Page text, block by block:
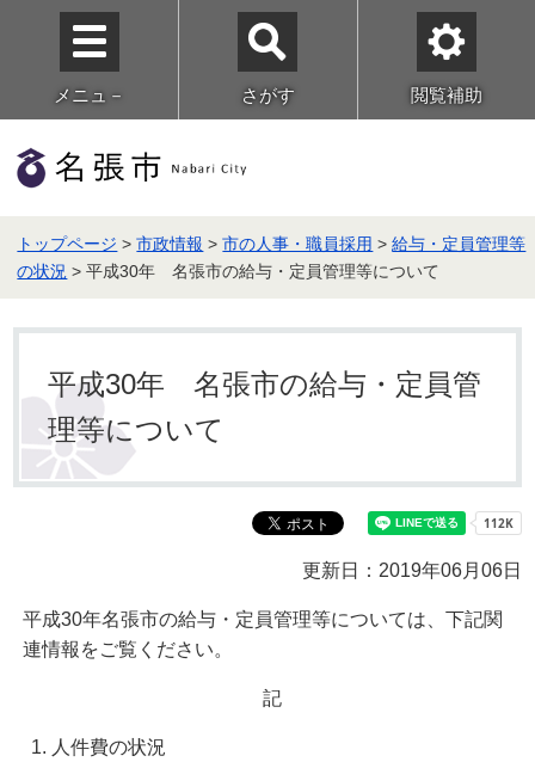
メニュ－ さがす 閲覧補助
トップページ >市政情報 >市の人事・職員採用 >給与・定員管理等
の状況 > 平成30年 名張市の給与・定員管理等について
平成30年 名張市の給与・定員管
理等について
更新日：2019年06月06日
平成30年名張市の給与・定員管理等については、下記関
連情報をご覧ください。
記
人件費の状況